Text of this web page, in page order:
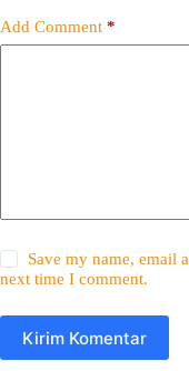
Add Comment *
Save my name, email
next time I comment.
Kirim Komentar